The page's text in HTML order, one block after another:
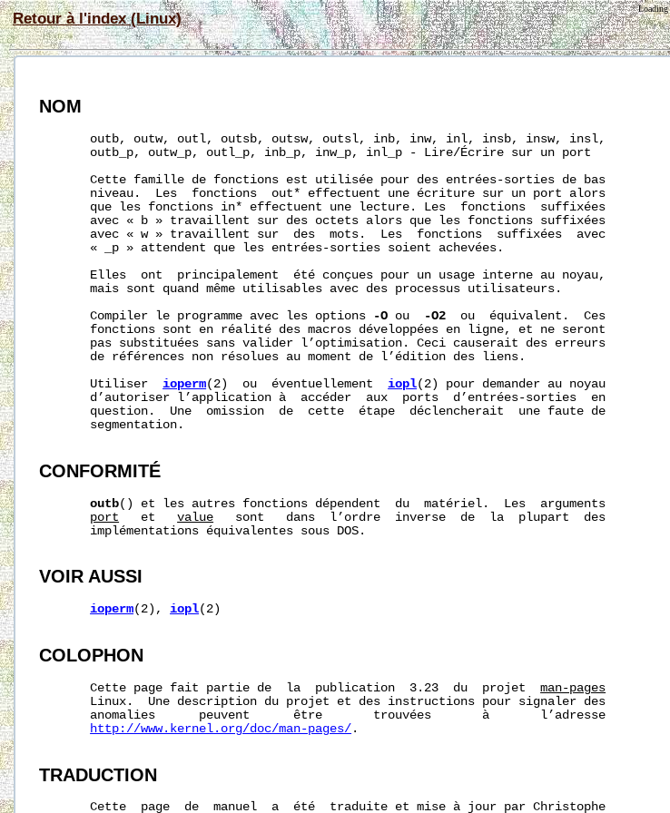
Retour à l'index (Linux)
Loading
NOM
       outb, outw, outl, outsb, outsw, outsl, inb, inw, inl, insb, insw, insl,
       outb_p, outw_p, outl_p, inb_p, inw_p, inl_p - Lire/Écrire sur un port
       Cette famille de fonctions est utilisée pour des entrées-sorties de bas
       niveau.  Les  fonctions  out* effectuent une écriture sur un port alors
       que les fonctions in* effectuent une lecture. Les  fonctions  suffixées
       avec « b » travaillent sur des octets alors que les fonctions suffixées
       avec « w » travaillent sur  des  mots.  Les  fonctions  suffixées  avec
       « _p » attendent que les entrées-sorties soient achevées.
       Elles  ont  principalement  été conçues pour un usage interne au noyau,
       mais sont quand même utilisables avec des processus utilisateurs.
       Compiler le programme avec les options
-O ou -O2
  ou  équivalent.  Ces
       fonctions sont en réalité des macros développées en ligne, et ne seront
       pas substituées sans valider l’optimisation. Ceci causerait des erreurs
       de références non résolues au moment de l’édition des liens.
       Utiliser
ioperm(2)  ou  éventuellement iopl(2) pour demander au noyau
       d’autoriser l’application à  accéder  aux  ports  d’entrées-sorties  en
       question.  Une  omission  de  cette  étape  déclencherait  une faute de
       segmentation.
CONFORMITÉ
outb() et les autres fonctions dépendent  du  matériel.  Les  arguments
port
   et
value
   sont   dans  l’ordre  inverse  de  la  plupart  des
       implémentations équivalentes sous DOS.
VOIR AUSSI
ioperm(2), iopl(2)
COLOPHON
       Cette page fait partie de  la  publication  3.23  du  projet
man-pages
       Linux.  Une description du projet et des instructions pour signaler des
       anomalies      peuvent      être       trouvées       à       l’adresse
http://www.kernel.org/doc/man-pages/ .
TRADUCTION
       Cette  page  de  manuel  a  été  traduite et mise à jour par Christophe